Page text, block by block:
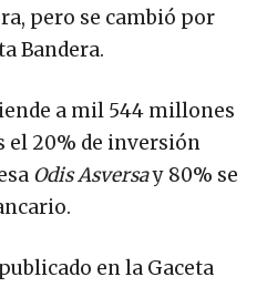
pero se cambió por
Bandera.
a mil 544 millones
el 20% de inversión
Odis Asversay 80% se
en la Gaceta